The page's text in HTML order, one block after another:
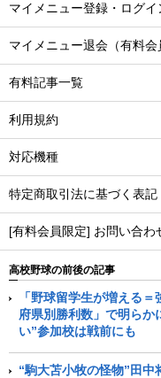
マイメニュー登録・ログイ
マイメニュー退会（有料会
有料記事一覧
利用規約
対応機種
特定商取引法に基づく表記
[有料会員限定] お問い合わ
高校野球の前後の記事
「野球留学生が増える
府県別勝利数」で明らか
い”参加校は戦前にも
“駒大苫小牧の怪物”田